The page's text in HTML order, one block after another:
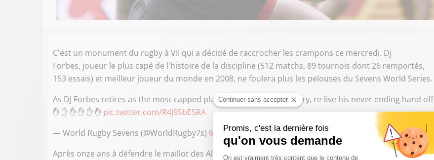
C'est un monument du rugby à VII qui a décidé de raccrocher les crampons ce mercredi. Dj
Forbes, joueur le plus capé de l'histoire de la discipline (512 matchs, 89 tournois dont 26 remportés,
153 essais) et meilleur joueur du monde en 2008, ne foulera plus les pelouses du Sevens World Series.
As DJ Forbes retires as the most capped player ever in sevens history, re-live his never ending hand off
✋️ ✋️ ✋️ ✋️ ✋️ ✋️ pic.twitter.com/R4J9SbESRA
— World Rugby Sevens (@WorldRugby7s) 6 septembre 2017
Après onze ans à défendre le maillot des All Blacks Sevens et six titres de champion du monde (entre